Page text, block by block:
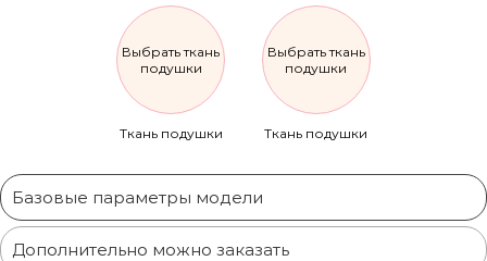
Выбрать ткань
подушки
Ткань подушки
Выбрать ткань
подушки
Ткань подушки
Базовые параметры модели
Дополнительно можно заказать